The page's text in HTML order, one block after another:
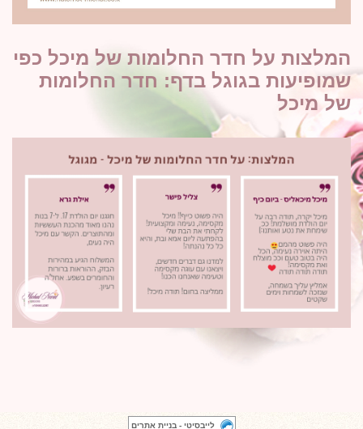
המלצות על חדר החלומות של מיכל כפי
שמופיעות בגוגל בדף: חדר החלומות
של מיכל
לייבסיטי - בניית אתרים